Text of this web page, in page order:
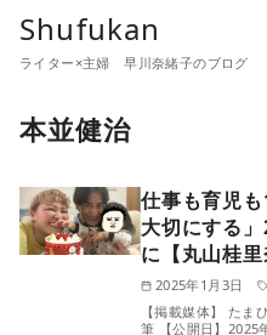
Shufukan
ライター×主婦 早川奈緒子のブログ
本並健治
仕事も育児
大切にする
に【丸山桂里
2025年1月3日
【掲載媒体】 た
筆 【公開日】2025